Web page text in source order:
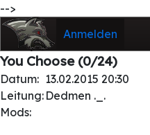
-->
Anmelden
You Choose (0/24)
Datum: 13.02.2015 20:30
Leitung: Dedmen ._.
Mods: